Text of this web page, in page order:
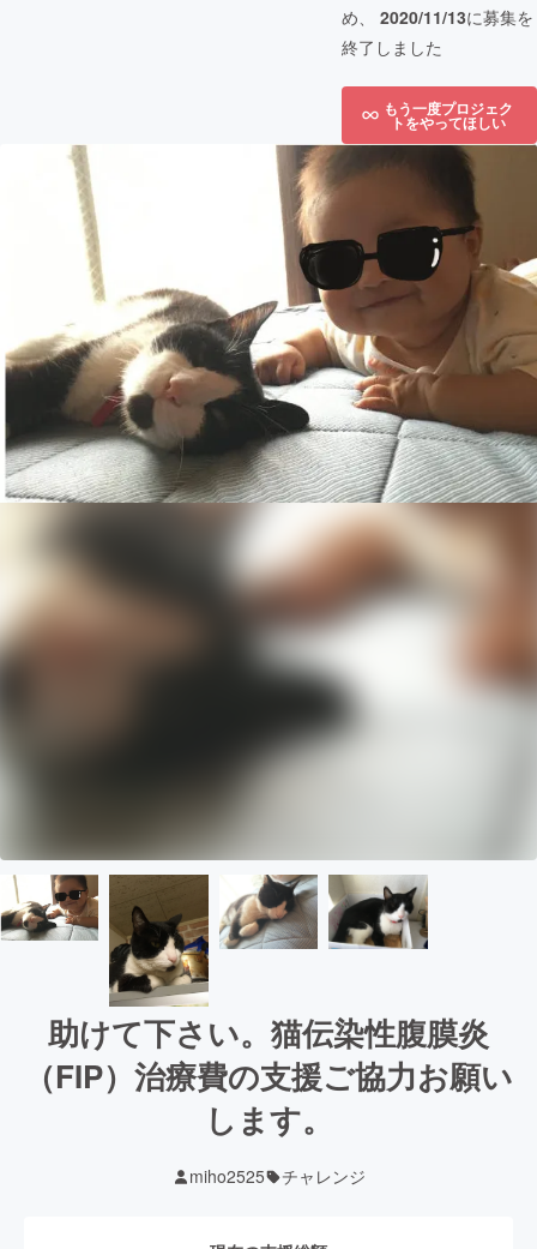
め、 2020/11/13に募集を
終了しました
もう一度プロジェク
トをやってほしい
助けて下さい。猫伝染性腹膜炎
（FIP）治療費の支援ご協力お願い
します。
miho2525 チャレンジ